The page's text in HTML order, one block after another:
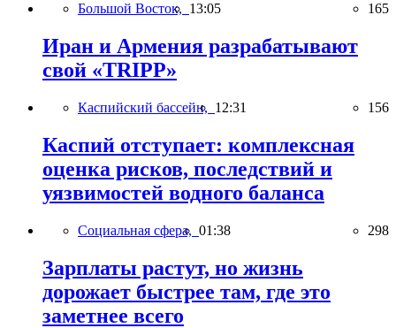
Большой Восток, 13:05 165
Иран и Армения разрабатывают
свой «TRIPP»
Каспийский бассейн, 12:31 156
Каспий отступает: комплексная
оценка рисков, последствий и
уязвимостей водного баланса
Социальная сфера, 01:38 298
Зарплаты растут, но жизнь
дорожает быстрее там, где это
заметнее всего